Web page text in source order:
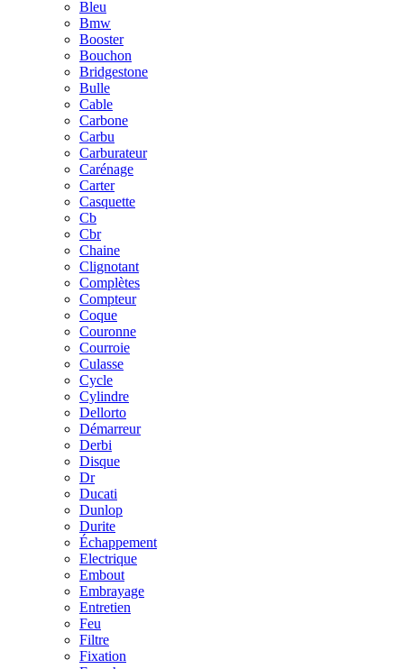
Bleu
Bmw
Booster
Bouchon
Bridgestone
Bulle
Cable
Carbone
Carbu
Carburateur
Carénage
Carter
Casquette
Cb
Cbr
Chaine
Clignotant
Complètes
Compteur
Coque
Couronne
Courroie
Culasse
Cycle
Cylindre
Dellorto
Démarreur
Derbi
Disque
Dr
Ducati
Dunlop
Durite
Échappement
Electrique
Embout
Embrayage
Entretien
Feu
Filtre
Fixation